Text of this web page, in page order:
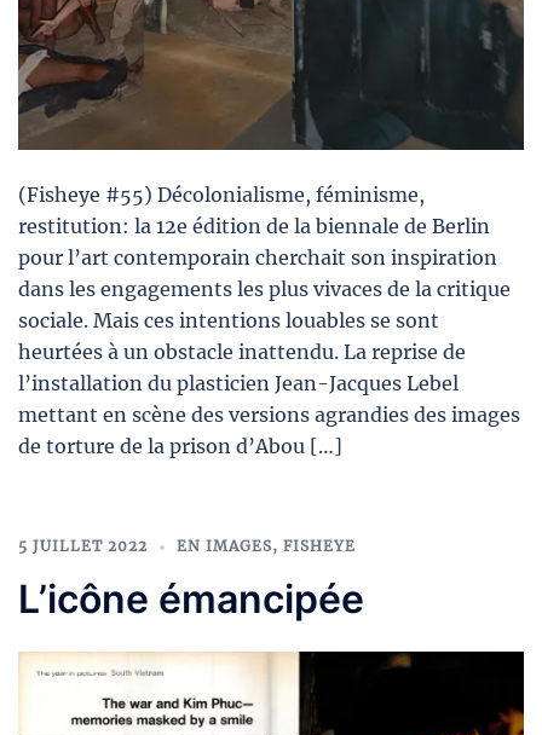
(Fisheye #55) Décolonialisme, féminisme,
restitution: la 12e édition de la biennale de Berlin
pour l’art contemporain cherchait son inspiration
dans les engagements les plus vivaces de la critique
sociale. Mais ces intentions louables se sont
heurtées à un obstacle inattendu. La reprise de
l’installation du plasticien Jean-Jacques Lebel
mettant en scène des versions agrandies des images
de torture de la prison d’Abou […]
5 JUILLET 2022 EN IMAGES, FISHEYE
L’icône émancipée